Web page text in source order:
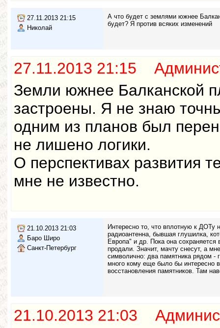
27.11.2013 21:15
Николай
А что будет с землями южнее
будет? Я против всяких изменений
27.11.2013 21:15
Земли южнее Балканской
застроены. Я не знаю
одним из планов был
не лишено логики.
О перспективах развития
мне не известно.
21.10.2013 21:03
Баро Широ
Санкт-Петербург
Интересно то, что вплотную к ДОТу
радиоантенна, бывшая глушилка,
Европа" и др. Пока она сохраняется
продали. Значит, мачту снесут, а
символично: два памятника рядом -
много кому еще было бы интересно
восстановления памятников. Там
21.10.2013 21:03